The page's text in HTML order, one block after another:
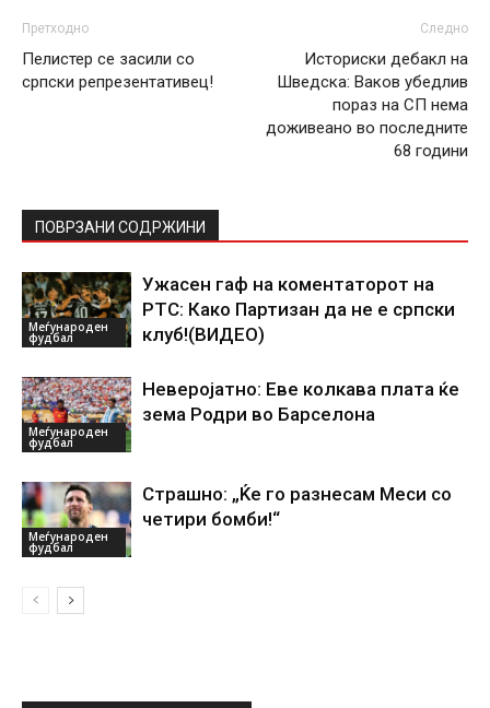
Претходно
Пелистер се засили со
српски репрезентативец!
Следно
Историски дебакл на
Шведска: Ваков убедлив
пораз на СП нема
доживеано во последните
68 години
ПОВРЗАНИ СОДРЖИНИ
Меѓународен
фудбал
Ужасен гаф на коментаторот на
РТС: Како Партизан да не е српски
клуб!(ВИДЕО)
Меѓународен
фудбал
Неверојатно: Еве колкава плата ќе
зема Родри во Барселона
Меѓународен
фудбал
Страшно: „Ќе го разнесам Меси со
четири бомби!“